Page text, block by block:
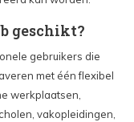
geschikt?
gebruikers die
met één flexibel
werkplaatsen,
vakopleidingen,